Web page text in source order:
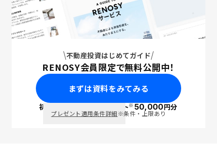
不動産投資はじめてガイド
RENOSY会員限定で無料公開中！
まずは資料をみてみる
初回面談で ポイント※50,000円分
プレゼント適用条件詳細※条件・上限あり